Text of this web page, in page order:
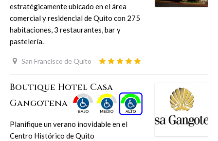
estratégicamente ubicado en el área
comercial y residencial de Quito con 275
habitaciones, 3 restaurantes, bar y
pastelería.
San Francisco de Quito
Boutique Hotel Casa
Gangotena
Planifique un verano inovidable en el
Centro Histórico de Quito